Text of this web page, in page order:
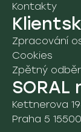
Kontakty
Zpracování
Cookies
Zpětný
SORAL
Kettnerova
Praha 5 15500